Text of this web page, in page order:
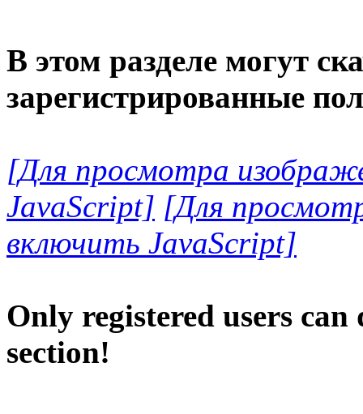
В этом разделе могут
зарегистрированные
[Для просмотра
JavaScript] [Для
включить JavaScript]
Only registered users
section!